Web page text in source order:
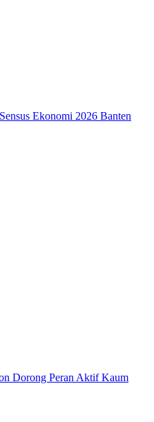
Ekonomi 2026 Banten
Dorong Peran Aktif Kaum